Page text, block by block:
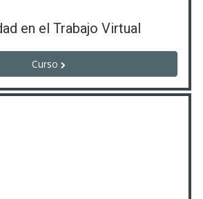
en el Trabajo Virtual
Curso